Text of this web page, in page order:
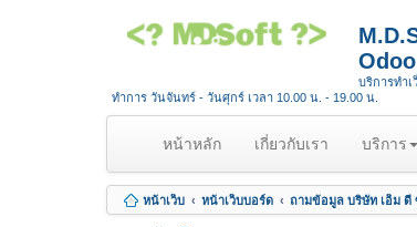
บริการทำ
ทำการ วันจันทร์ - วันศุกร์ เวลา 10.00 น. - 19.00 น.
หน้าหลัก(
u
r
เกี่ยวกับเรา บริการ
หน้าเว็บ หน้าเว็บบอร์ด ถามข้อมูล บริษัท เอ็ม ดี